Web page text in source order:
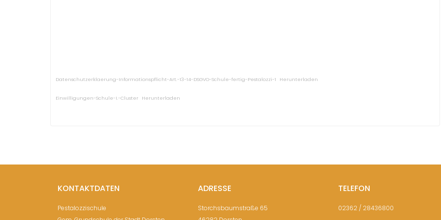
Datenschutzerklaerung-Informationspflicht-Art.-13-14-DSGVO-Schule-fertig-Pestalozzi-1 Herunterladen
Einwilligungen-Schule-I.-Cluster Herunterladen
KONTAKTDATEN
Pestalozzischule
ADRESSE
Storchsbaumstraße 65
TELEFON
02362 / 28436800